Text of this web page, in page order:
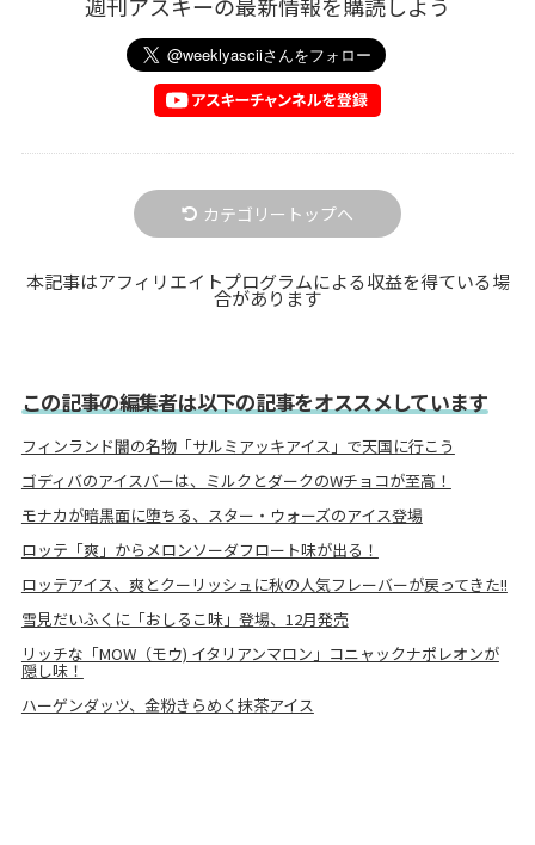
カテゴリートップへ
本記事はアフィリエイトプログラムによる収益を得ている場
合があります
この記事の編集者は以下の記事をオススメしています
フィンランド闇の名物「サルミアッキアイス」で天国に行こう
ゴディバのアイスバーは、ミルクとダークのWチョコが至高！
モナカが暗黒面に堕ちる、スター・ウォーズのアイス登場
ロッテ「爽」からメロンソーダフロート味が出る！
ロッテアイス、爽とクーリッシュに秋の人気フレーバーが戻ってきた!!
雪見だいふくに「おしるこ味」登場、12月発売
リッチな「MOW（モウ) イタリアンマロン」コニャックナポレオンが
隠し味！
ハーゲンダッツ、金粉きらめく抹茶アイス